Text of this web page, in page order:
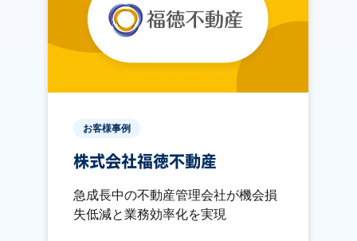
お客様事例
株式会社福徳不動産
急成長中の不動産管理会社が機会損
失低減と業務効率化を実現